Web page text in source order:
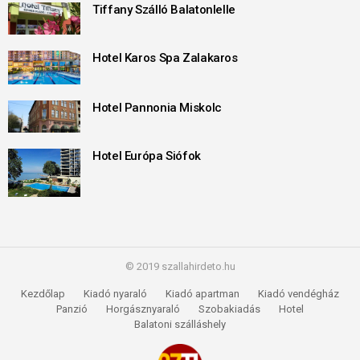
Tiffany Szálló Balatonlelle
Hotel Karos Spa Zalakaros
Hotel Pannonia Miskolc
Hotel Európa Siófok
© 2019 szallahirdeto.hu
Kezdőlap Kiadó nyaraló Kiadó apartman
Kiadó vendégház
Panzió
Horgásznyaraló Szobakiadás
Hotel
Balatoni szálláshely